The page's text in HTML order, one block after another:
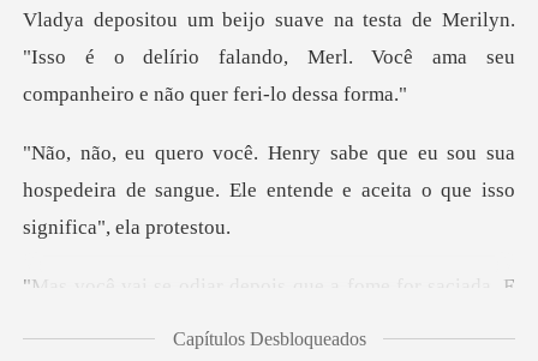
Loja
Sair
ilyn.
"Isso é o delírio falando, Merl. Você ama
sou sua
hospedeira de sangue. Ele entende e
depois que a fome for
Capítulos Desbloqueados